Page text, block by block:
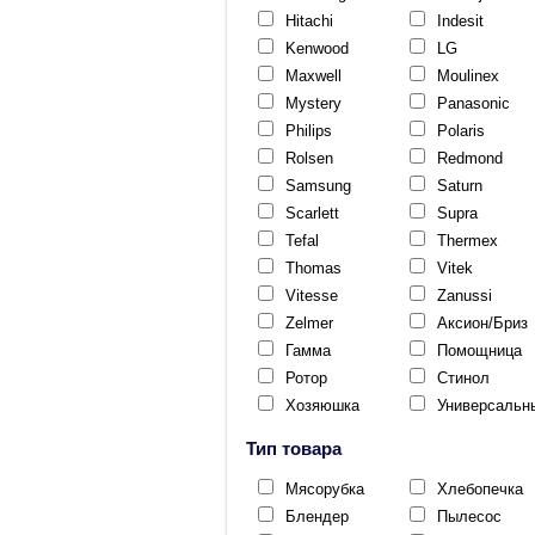
Hitachi
Indesit
Kenwood
LG
Maxwell
Moulinex
Mystery
Panasonic
Philips
Polaris
Rolsen
Redmond
Samsung
Saturn
Scarlett
Supra
Tefal
Thermex
Thomas
Vitek
Vitesse
Zanussi
Zelmer
Аксион/Бриз
Гамма
Помощница
Ротор
Стинол
Хозяюшка
Тип товара
Мясорубка
Хлебопечка
Блендер
Пылесос